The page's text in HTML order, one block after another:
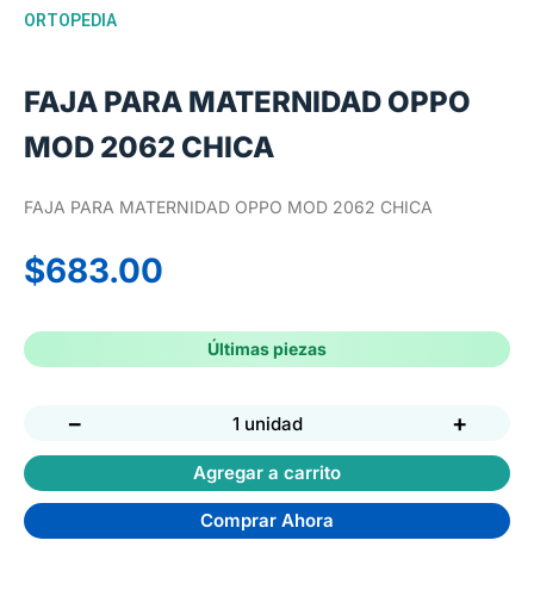
ORTOPEDIA
FAJA PARA MATERNIDAD OPPO
MOD 2062 CHICA
FAJA PARA MATERNIDAD OPPO MOD 2062 CHICA
$683.00
Últimas piezas
− 1 unidad +
Agregar a carrito
Comprar Ahora